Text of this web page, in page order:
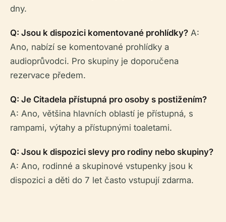
dny.
Q: Jsou k dispozici komentované prohlídky? A:
Ano, nabízí se komentované prohlídky a
audioprůvodci. Pro skupiny je doporučena
rezervace předem.
Q: Je Citadela přístupná pro osoby s postižením?
A: Ano, většina hlavních oblastí je přístupná, s
rampami, výtahy a přístupnými toaletami.
Q: Jsou k dispozici slevy pro rodiny nebo skupiny?
A: Ano, rodinné a skupinové vstupenky jsou k
dispozici a děti do 7 let často vstupují zdarma.